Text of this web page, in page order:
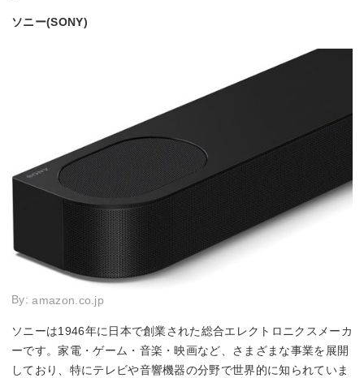
ソニー(SONY)
By:amazon.co.jp
ソニーは1946年に日本で創業された総合エレクトロニクスメーカ
ーです。家電・ゲーム・音楽・映画など、さまざまな事業を展開
しており、特にテレビや音響機器の分野で世界的に知られていま